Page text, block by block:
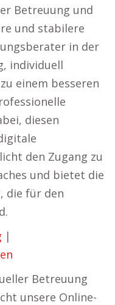
Betreuung und
und stabilere
in der
individuell
einem besseren
diesen
den Zugang zu
und bietet die
die für den
|
Betreuung
unsere Online-